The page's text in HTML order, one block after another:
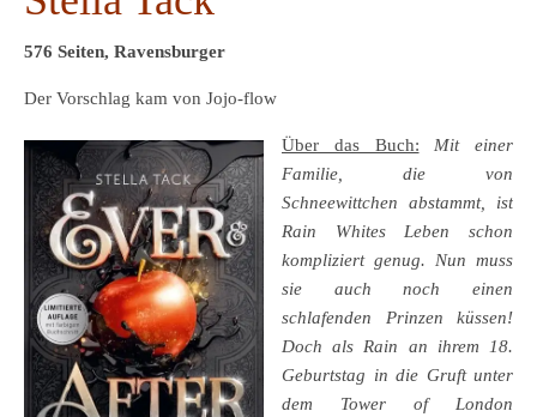
576 Seiten, Ravensburger
Der Vorschlag kam von Jojo-flow
Über das Buch:
Mit einer
Familie, die von
Schneewittchen abstammt, ist
Rain Whites Leben schon
kompliziert genug. Nun muss
sie auch noch einen
schlafenden Prinzen küssen!
Doch als Rain an ihrem 18.
Geburtstag in die Gruft unter
dem Tower of London